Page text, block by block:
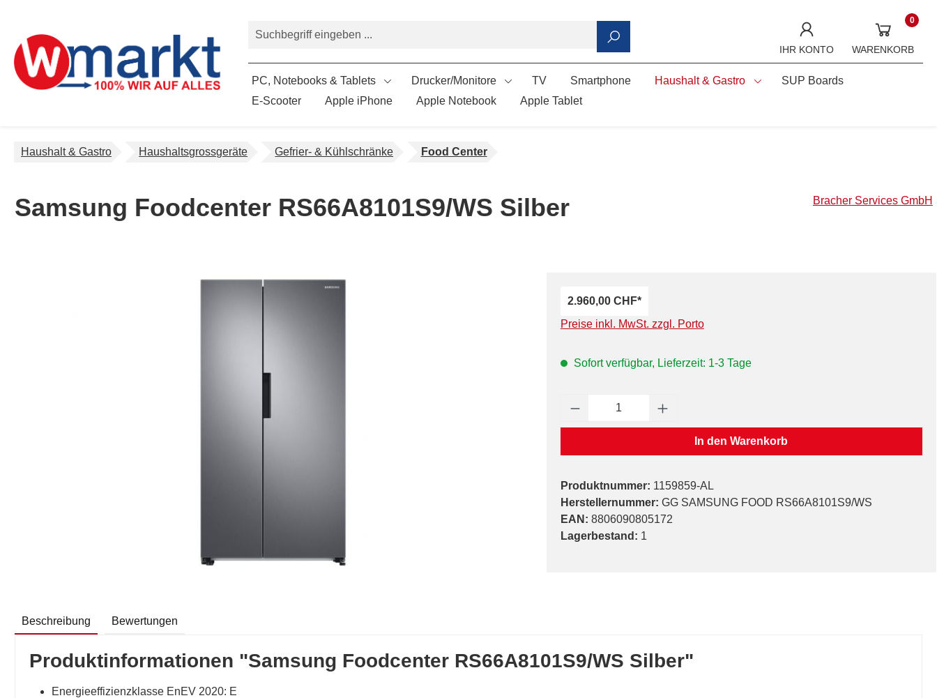
IHR KONTO
0
WARENKORB
PC, Notebooks & Tablets Drucker/Monitore TV Smartphone Haushalt & Gastro
SUP Boards
E-Scooter
Apple iPhone Apple Notebook Apple Tablet
Haushalt & Gastro Haushaltsgrossgeräte Gefrier- & Kühlschränke Food Center
Samsung Foodcenter RS66A8101S9/WS Silber Bracher Services GmbH
2.960,00 CHF*
Preise inkl. MwSt. zzgl. Porto
Sofort verfügbar, Lieferzeit: 1-3 Tage
Produkt Anzahl: Gib den gewünschten Wert ein
In den Warenkorb
Produktnummer: 1159859-AL
Herstellernummer: GG SAMSUNG FOOD RS66A8101S9/WS
EAN: 8806090805172
Lagerbestand: 1
Beschreibung Bewertungen
Produktinformationen "Samsung Foodcenter RS66A8101S9/WS Silber"
Energieeffizienzklasse EnEV 2020: E